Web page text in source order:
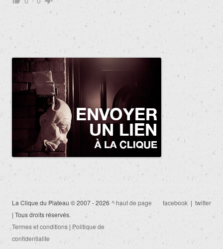
La Clique du Plateau © 2007 - 2026
| Tous droits réservés.
Termes et conditions | Politique de
confidentialite
^ haut de page facebook | twitter